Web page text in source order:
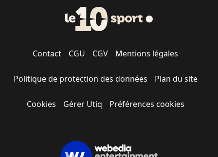
Contact CGU CGV Mentions légales
Politique de protection des données Plan du site
Cookies Gérer Utiq Préférences cookies